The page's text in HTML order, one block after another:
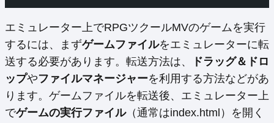
エミュレーター上でRPGツクールMVのゲームを実行
するには、まずゲームファイルをエミュレーターに転
送する必要があります。転送方法は、
ドラッグ＆ドロ
ップやファイルマネージャーを利用する方法などがあ
ります。ゲームファイルを転送後、エミュレーター上
でゲームの実行ファイル（通常はindex.html）を開く